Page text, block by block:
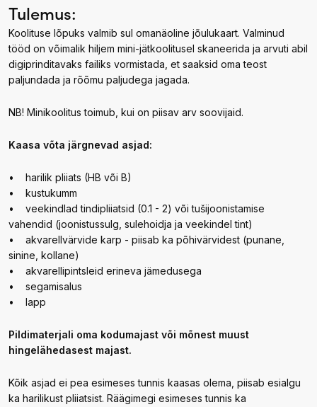
Tulemus:
Koolituse lõpuks valmib sul omanäoline jõulukaart. Valminud
tööd on võimalik hiljem mini-jätkoolitusel skaneerida ja arvuti abil
digiprinditavaks failiks vormistada, et saaksid oma teost
paljundada ja rõõmu paljudega jagada.
NB! Minikoolitus toimub, kui on piisav arv soovijaid.
Kaasa võta järgnevad asjad:
• harilik pliiats (HB või B)
• kustukumm
• veekindlad tindipliiatsid (0.1 - 2) või tušijoonistamise
vahendid (joonistussulg, sulehoidja ja veekindel tint)
• akvarellvärvide karp - piisab ka põhivärvidest (punane,
sinine, kollane)
• akvarellipintsleid erineva jämedusega
• segamisalus
• lapp
Pildimaterjali oma kodumajast või mõnest muust
hingelähedasest majast.
Kõik asjad ei pea esimeses tunnis kaasas olema, piisab esialgu
ka harilikust pliiatsist. Räägimegi esimeses tunnis ka